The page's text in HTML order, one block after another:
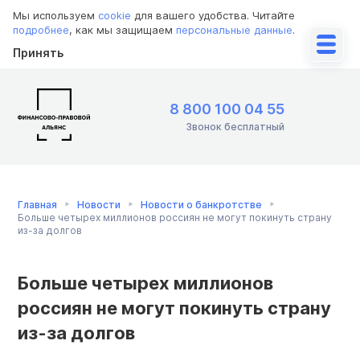
Мы используем cookie для вашего удобства. Читайте
подробнее, как мы защищаем персональные данные.
Принять
8 800 100 04 55
Звонок бесплатный
Главная Новости
Новости о банкротстве
Больше четырех миллионов россиян не могут покинуть страну
из-за долгов
Больше четырех миллионов
россиян не могут покинуть страну
из-за долгов